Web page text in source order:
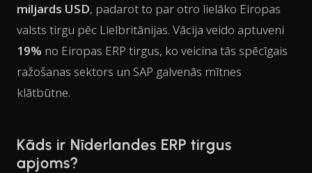
miljards USD, padarot to par otro lielāko Eiropas
valsts tirgu pēc Lielbritānijas. Vācija veido aptuveni
19% no Eiropas ERP tirgus, ko veicina tās spēcīgais
ražošanas sektors un SAP galvenās mītnes
klātbūtne.
Kāds ir Nīderlandes ERP tirgus
apjoms?